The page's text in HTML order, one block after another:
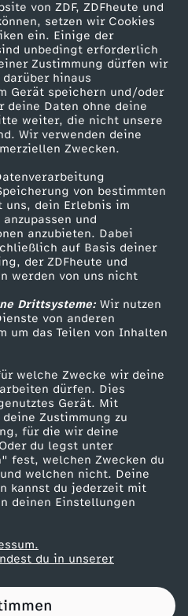
von ZDF, ZDFheute und
setzen wir Cookies
ein. Einige der
unbedingt erforderlich
Zustimmung dürfen wir
hinaus
Gerät speichern und/oder
deine Daten ohne deine
weiter, die nicht unsere
Wir verwenden deine
Zwecken.
von bestimmten
dein Erlebnis im
und
anzubieten. Dabei
auf Basis deiner
der ZDFheute und
werden von uns nicht
Drittsysteme:Wir nutzen
von anderen
um das Teilen von Inhalten
welche Zwecke wir deine
dürfen. Dies
Gerät. Mit
Zustimmung zu
für die wir deine
du legst unter
fest, welchen Zwecken du
welchen nicht. Deine
kannst du jederzeit mit
deinen Einstellungen
du in unserer
Service
ZDFmitreden
Kontakt zum ZDF
Tickets
Zuschauerservice
Hilfe